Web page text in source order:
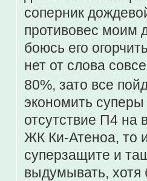
соперник
противовес моим
боюсь его
нет от слова
80%, зато все
экономить
отсутствие П4 на
ЖК Ки-Атеноа, то
суперзащите и
выдумывать, хотя